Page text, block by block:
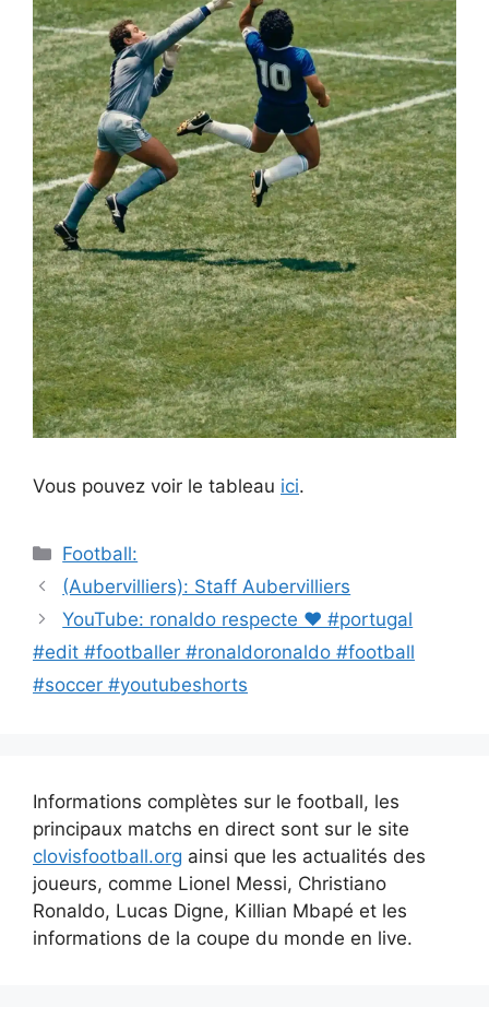
Vous pouvez voir le tableau ici.
Catégories
Football:
Navigation
des
(Aubervilliers): Staff Aubervilliers
YouTube: ronaldo respecte ❤️ #portugal
#edit #footballer #ronaldoronaldo #football
#soccer #youtubeshorts
Informations complètes sur le football, les
principaux matchs en direct sont sur le site
clovisfootball.org ainsi que les actualités des
joueurs, comme Lionel Messi, Christiano
Ronaldo, Lucas Digne, Killian Mbapé et les
informations de la coupe du monde en live.